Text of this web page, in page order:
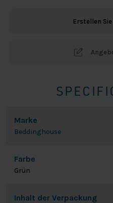
Erstellen
Marke
Beddinghouse
Farbe
Grün
Inhalt der Verpackung